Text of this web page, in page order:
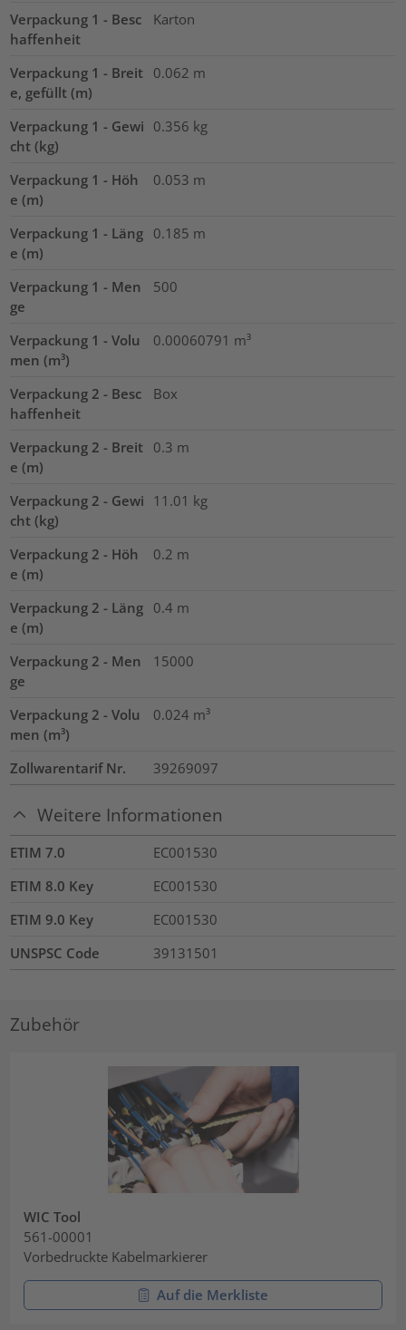
Verpackung 1 - Besc
haffenheit
Karton
Verpackung 1 - Breit
e, gefüllt (m)
0.062 m
Verpackung 1 - Gewi
cht (kg)
0.356 kg
Verpackung 1 - Höh
e (m)
0.053 m
Verpackung 1 - Läng
e (m)
0.185 m
Verpackung 1 - Men
ge
500
Verpackung 1 - Volu
men (m³)
0.00060791 m³
Verpackung 2 - Besc
haffenheit
Box
Verpackung 2 - Breit
e (m)
0.3 m
Verpackung 2 - Gewi
cht (kg)
11.01 kg
Verpackung 2 - Höh
e (m)
0.2 m
Verpackung 2 - Läng
e (m)
0.4 m
Verpackung 2 - Men
ge
15000
Verpackung 2 - Volu
men (m³)
0.024 m³
Zollwarentarif Nr. 39269097
Weitere Informationen
ETIM 7.0
EC001530
ETIM 8.0 Key
EC001530
ETIM 9.0 Key
EC001530
UNSPSC Code
39131501
Zubehör
WIC Tool
561-00001
Vorbedruckte Kabelmarkierer
Auf die Merkliste